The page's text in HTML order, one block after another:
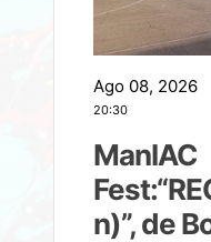
Ago 08, 2026
20:30
ManIAC
n)”, de